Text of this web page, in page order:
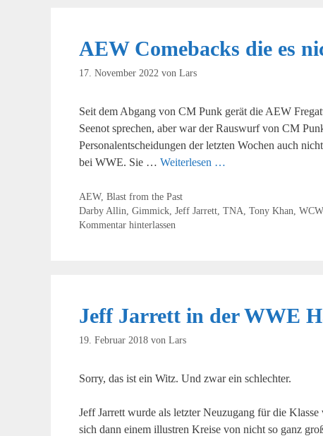
AEW Comebacks die es
17. November 2022 von Lars
Seit dem Abgang von CM Punk gerät die AEW
Seenot sprechen, aber war der Rauswurf von CM
Personalentscheidungen der letzten Wochen auch
bei WWE. Sie … Weiterlesen …
Kategorien
AEW, Blast from the Past
Schlagwörter
Darby Allin Gimmick Jeff Jarrett TNA Tony Khan WCW
Kommentar hinterlassen
Jeff Jarrett in der WWE
19. Februar 2018 von Lars
Sorry, das ist ein Witz. Und zwar ein schlechter.
Jeff Jarrett wurde als letzter Neuzugang für die
sich dann einem illustren Kreise von nicht so ganz